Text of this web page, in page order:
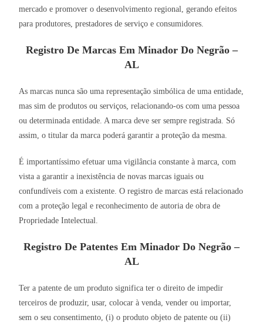
mercado e promover o desenvolvimento regional, gerando efeitos
para produtores, prestadores de serviço e consumidores.
Registro De Marcas Em Minador Do Negrão –
AL
As marcas nunca são uma representação simbólica de uma entidade,
mas sim de produtos ou serviços, relacionando-os com uma pessoa
ou determinada entidade. A marca deve ser sempre registrada. Só
assim, o titular da marca poderá garantir a proteção da mesma.
É importantíssimo efetuar uma vigilância constante à marca, com
vista a garantir a inexistência de novas marcas iguais ou
confundíveis com a existente. O registro de marcas está relacionado
com a proteção legal e reconhecimento de autoria de obra de
Propriedade Intelectual.
Registro De Patentes Em Minador Do Negrão –
AL
Ter a patente de um produto significa ter o direito de impedir
terceiros de produzir, usar, colocar à venda, vender ou importar,
sem o seu consentimento, (i) o produto objeto de patente ou (ii)